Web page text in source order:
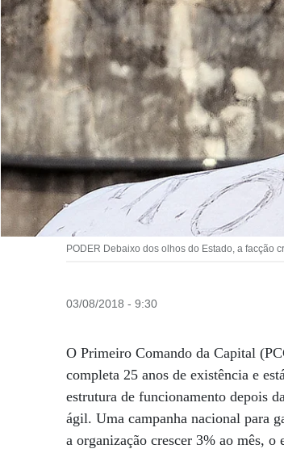
PODER Debaixo dos olhos do Estado, a facção
03/08/2018 - 9:30
O Primeiro Comando da Capital
completa 25 anos de existência e
estrutura de funcionamento depois
ágil. Uma campanha nacional para
a organização crescer 3% ao mês,